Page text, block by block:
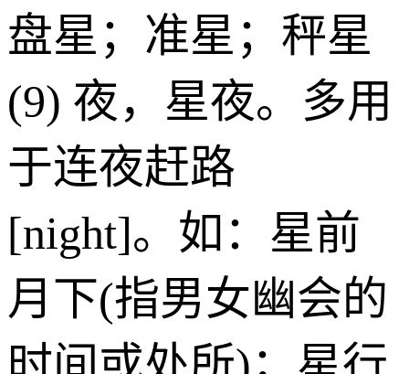
盘星；准星；秤星
(9) 夜，星夜。多用
于连夜赶路
[night]。如：星前
月下(指男女幽会的